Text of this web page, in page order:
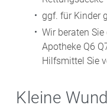
ggf. für Kinder
Wir beraten
Apotheke Q6
Hilfsmittel Sie
Kleine